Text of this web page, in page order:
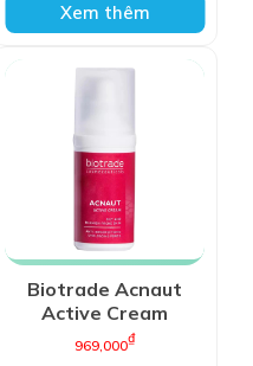
Xem thêm
Biotrade Acnaut
Active Cream
969,000₫